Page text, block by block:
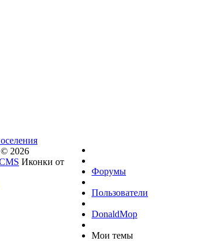
Форумы
Пользователи
DonaldMop
Мои темы
© 2026
Иконки от